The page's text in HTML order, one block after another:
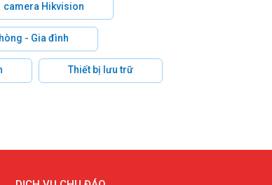
camera Hikvision
- Gia đình
Thiết bị lưu trữ